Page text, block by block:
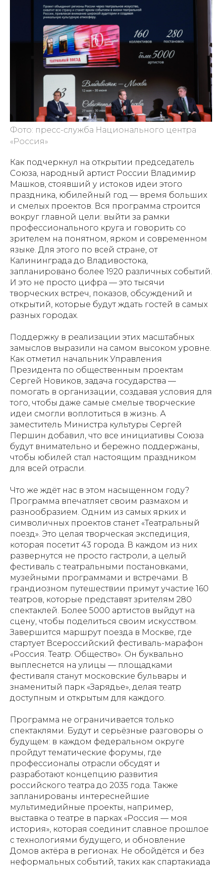
Фото: пресс-служба Национального центра
«Россия»
Как подчеркнул на открытии председатель
Союза, народный артист России Владимир
Машков, стоявший у истоков идеи этого
праздника, юбилейный год — время больших
и смелых проектов. Вся программа строится
вокруг главной цели: выйти за рамки
профессионального круга и говорить со
зрителем на понятном, ярком и современном
языке. Для этого по всей стране, от
Калининграда до Владивостока,
запланировано более 1920 различных событий.
И это не просто цифра — это тысячи
творческих встреч, показов, обсуждений и
открытий, которые будут ждать гостей в самых
разных городах.
Поддержку в реализации этих масштабных
замыслов выразили на самом высоком уровне.
Как отметил начальник Управления
Президента по общественным проектам
Сергей Новиков, задача государства —
помогать в организации, создавая условия для
того, чтобы даже самые смелые творческие
идеи смогли воплотиться в жизнь. А
заместитель Министра культуры Сергей
Першин добавил, что все инициативы Союза
будут внимательно и бережно поддержаны,
чтобы юбилей стал настоящим праздником
для всей отрасли.
Что же ждёт нас в этом насыщенном году?
Программа впечатляет своим размахом и
разнообразием. Одним из самых ярких и
символичных проектов станет «Театральный
поезд». Это целая творческая экспедиция,
которая посетит 43 города. В каждом из них
развернутся не просто гастроли, а целый
фестиваль с театральными постановками,
музейными программами и встречами. В
грандиозном путешествии примут участие 160
театров, которые представят зрителям 280
спектаклей. Более 5000 артистов выйдут на
сцену, чтобы поделиться своим искусством.
Завершится маршрут поезда в Москве, где
стартует Всероссийский фестиваль-марафон
«Россия. Театр. Общество». Он буквально
выплеснется на улицы — площадками
фестиваля станут московские бульвары и
знаменитый парк «Зарядье», делая театр
доступным и открытым для каждого.
Программа не ограничивается только
спектаклями. Будут и серьёзные разговоры о
будущем: в каждом федеральном округе
пройдут тематические форумы, где
профессионалы отрасли обсудят и
разработают концепцию развития
российского театра до 2035 года. Также
запланированы интереснейшие
мультимедийные проекты, например,
выставка о театре в парках «Россия — моя
история», которая соединит славное прошлое
с технологиями будущего, и обновление
Домов актёра в регионах. Не обойдётся и без
неформальных событий, таких как спартакиада